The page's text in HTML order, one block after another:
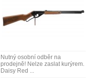
Nutný osobní odběr na
prodejně! Nelze zaslat kurýrem.
Daisy Red ...